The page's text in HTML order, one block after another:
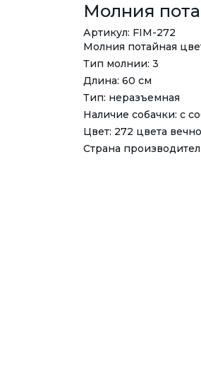
Молния
Артикул: FIM-272
Молния потайная
Тип молнии: 3
Длина: 60 см
Тип: неразъемная
Наличие собачки: с
Цвет: 272 цвета
Страна